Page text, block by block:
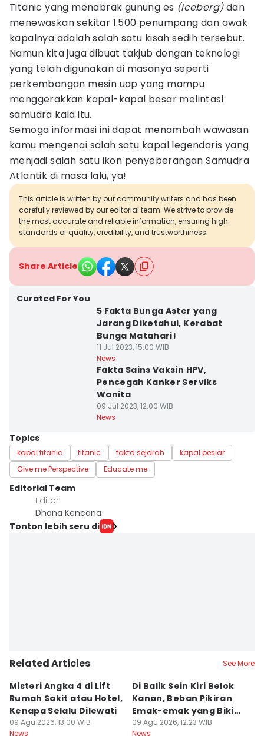
Titanic yang menabrak gunung es (iceberg)dan
menewaskan sekitar 1.500 penumpang dan awak
kapalnya adalah salah satu kisah sedih tersebut.
Namun kita juga dibuat takjub dengan teknologi
yang telah digunakan di masanya seperti
perkembangan mesin uap yang mampu
menggerakkan kapal-kapal besar melintasi
samudra kala itu.
Semoga informasi ini dapat menambah wawasan
kamu mengenai salah satu kapal legendaris yang
menjadi salah satu ikon penyeberangan Samudra
Atlantik di masa lalu, ya!
This article is written by our community writers and has been
carefully reviewed by our editorial team. We strive to provide
the most accurate and reliable information, ensuring high
standards of quality, credibility, and trustworthiness.
Share Article
Curated For You
5 Fakta Bunga Aster yang
Jarang Diketahui, Kerabat
Bunga Matahari!
11 Jul 2023, 15:00 WIB
News
Fakta Sains Vaksin HPV,
Pencegah Kanker Serviks
Wanita
09 Jul 2023, 12:00 WIB
News
Topics
kapal titanic titanic fakta sejarah
kapal pesiar
Give me Perspective
Educate me
Editorial Team
Editor
Dhana Kencana
Tonton lebih seru di
Related Articles See More
Misteri Angka 4 di Lift
Rumah Sakit atau Hotel,
Kenapa Selalu Dilewati
09 Agu 2026, 13:00 WIB
News
Di Balik Sein Kiri Belok
Kanan, Beban Pikiran
Emak-emak yang Bikin
Gagal fokus di Jalan
09 Agu 2026, 12:23 WIB
News